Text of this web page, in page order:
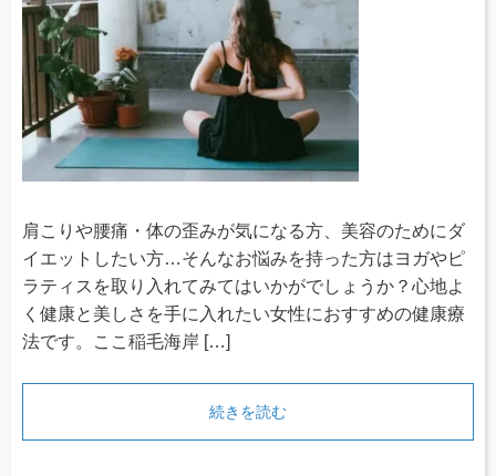
肩こりや腰痛・体の歪みが気になる方、美容のためにダ
イエットしたい方…そんなお悩みを持った方はヨガやピ
ラティスを取り入れてみてはいかがでしょうか？心地よ
く健康と美しさを手に入れたい女性におすすめの健康療
法です。ここ稲毛海岸 […]
続きを読む